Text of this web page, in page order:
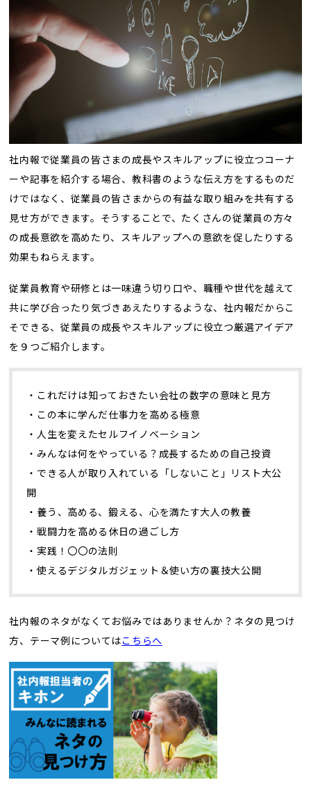
社内報で従業員の皆さまの成長やスキルアップに役立つコーナ
ーや記事を紹介する場合、教科書のような伝え方をするものだ
けではなく、従業員の皆さまからの有益な取り組みを共有する
見せ方ができます。そうすることで、たくさんの従業員の方々
の成長意欲を高めたり、スキルアップへの意欲を促したりする
効果もねらえます。
従業員教育や研修とは一味違う切り口や、職種や世代を越えて
共に学び合ったり気づきあえたりするような、社内報だからこ
そできる、従業員の成長やスキルアップに役立つ厳選アイデア
を９つご紹介します。
・これだけは知っておきたい会社の数字の意味と見方
・この本に学んだ仕事力を高める極意
・人生を変えたセルフイノベーション
・みんなは何をやっている？成長するための自己投資
・できる人が取り入れている「しないこと」リスト大公
開
・養う、高める、鍛える、心を満たす大人の教養
・戦闘力を高める休日の過ごし方
・実践！〇〇の法則
・使えるデジタルガジェット＆使い方の裏技大公開
社内報のネタがなくてお悩みではありませんか？ネタの見つけ
方、テーマ例についてはこちらへ